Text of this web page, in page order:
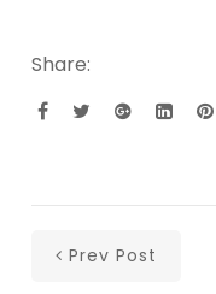
Share:
Prev Post